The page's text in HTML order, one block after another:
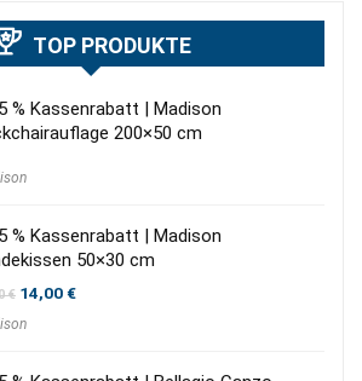
TOP PRODUKTE
% Kassenrabatt | Madison
200×50 cm
% Kassenrabatt | Madison
50×30 cm
€ Ursprünglicher
war:
14,00€Aktueller